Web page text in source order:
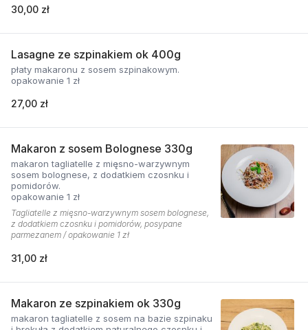
30,00 zł
Lasagne ze szpinakiem ok 400g
płaty makaronu z sosem szpinakowym.
opakowanie 1 zł
27,00 zł
Makaron z sosem Bolognese 330g
makaron tagliatelle z mięsno-warzywnym
sosem bolognese, z dodatkiem czosnku i
pomidorów.
opakowanie 1 zł
Tagliatelle z mięsno-warzywnym sosem bolognese,
z dodatkiem czosnku i pomidorów, posypane
parmezanem / opakowanie 1 zł
31,00 zł
Makaron ze szpinakiem ok 330g
makaron tagliatelle z sosem na bazie szpinaku